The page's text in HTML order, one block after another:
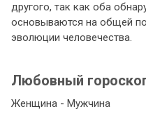
другого, так как оба
основываются на общей
эволюции человечества.
Любовный
Женщина - Мужчина